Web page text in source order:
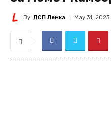
By ДСП Ленка May 31, 2023